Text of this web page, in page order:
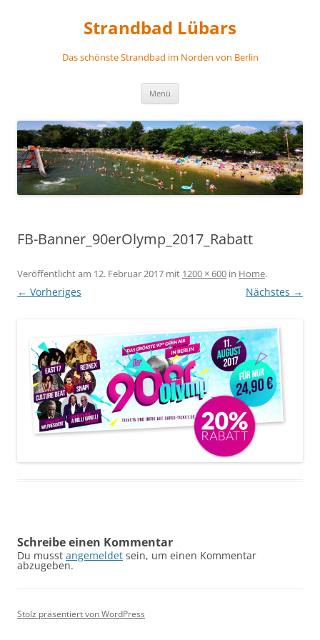
Strandbad Lübars
Das schönste Strandbad im Norden von Berlin
Menü
FB-Banner_90erOlymp_2017_Rabatt
Veröffentlicht am 12. Februar 2017 mit 1200 × 600 in Home.
← Vorheriges Nächstes →
Schreibe einen Kommentar
Du musst angemeldet sein, um einen Kommentar
abzugeben.
Stolz präsentiert von WordPress